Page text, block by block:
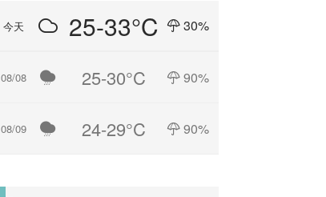
今天 25-33°C 30%
08/08 25-30°C 90%
08/09 24-29°C 90%